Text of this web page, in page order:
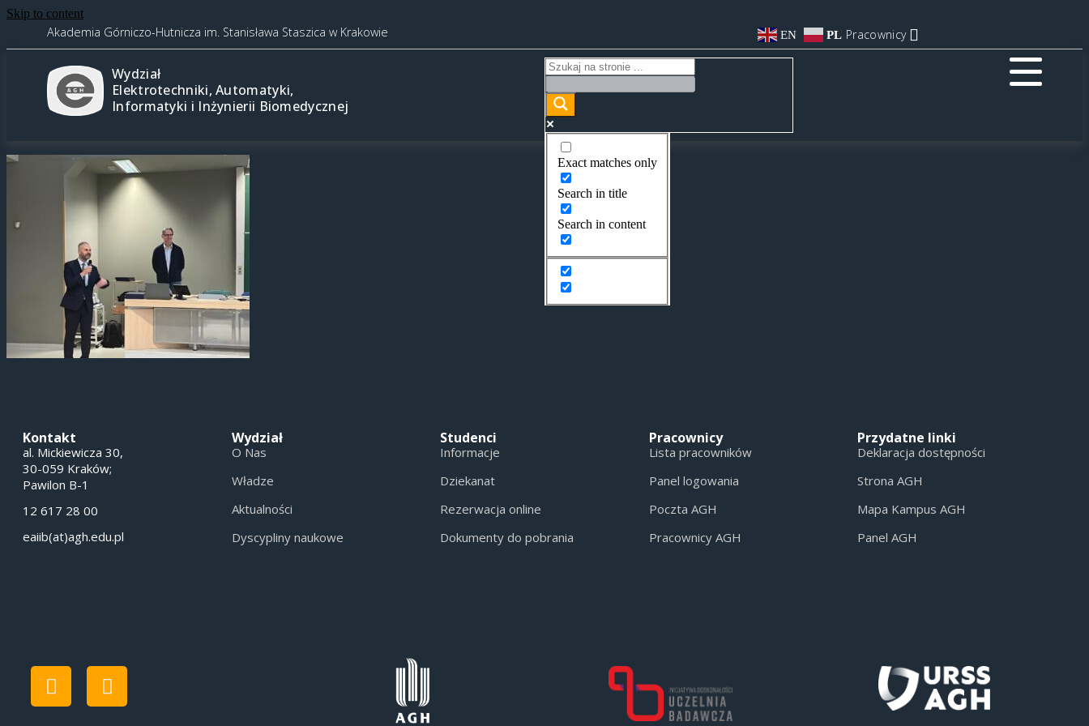
Skip to content
Akademia Górniczo-Hutnicza im. Stanisława Staszica w Krakowie EN PL Pracownicy
Wydział
Elektrotechniki, Automatyki,
Informatyki i Inżynierii Biomedycznej
Exact matches only
Search in title
Search in content
Kontakt
al. Mickiewicza 30,
30-059 Kraków;
Pawilon B-1
12 617 28 00
eaiib(at)agh.edu.pl
Wydział
O Nas
Władze
Aktualności
Dyscypliny naukowe
Studenci
Informacje
Dziekanat
Rezerwacja online
Dokumenty do pobrania
Pracownicy
Lista pracowników
Panel logowania
Poczta AGH
Pracownicy AGH
Przydatne linki
Deklaracja dostępności
Strona AGH
Mapa Kampus AGH
Panel AGH